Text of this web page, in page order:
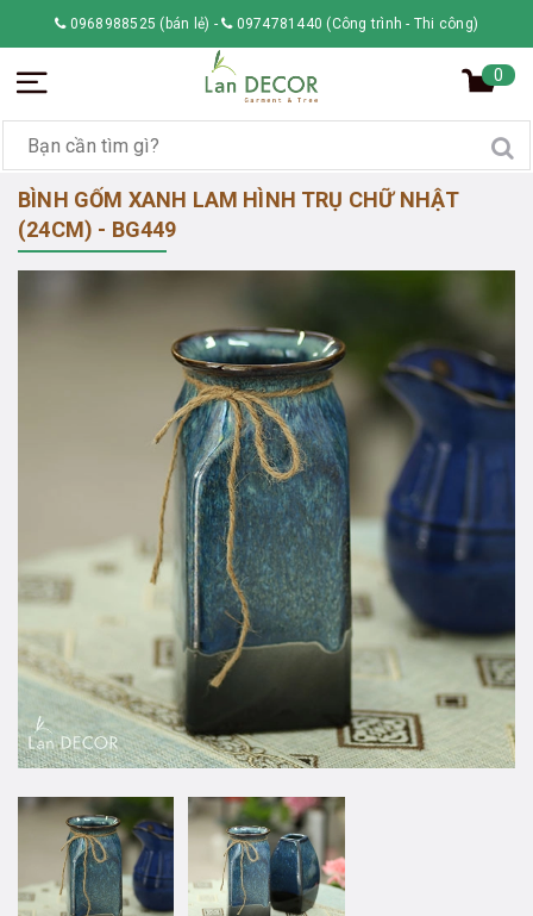
0968988525 (bán lẻ) - 0974781440 (Công trình - Thi công)
0
BÌNH GỐM XANH LAM HÌNH TRỤ CHỮ NHẬT
(24CM) - BG449